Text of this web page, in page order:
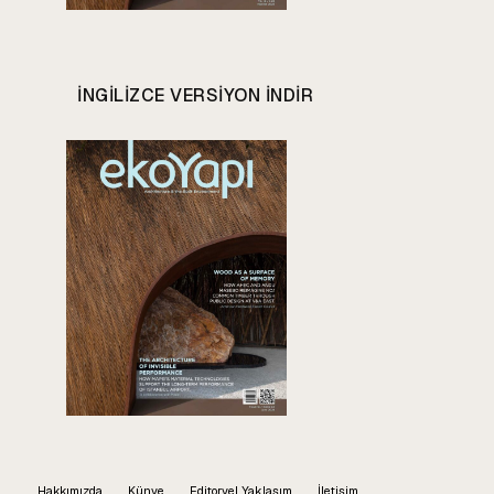
INGILIZCE VERSIYON INDIR
Hakkımızda Künye Editoryel Yaklaşım İletişim